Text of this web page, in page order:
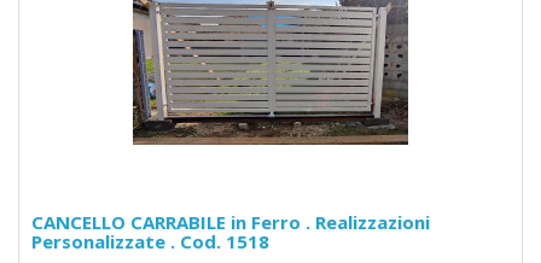
CANCELLO CARRABILE in Ferro . Realizzazioni
Personalizzate . Cod. 1518